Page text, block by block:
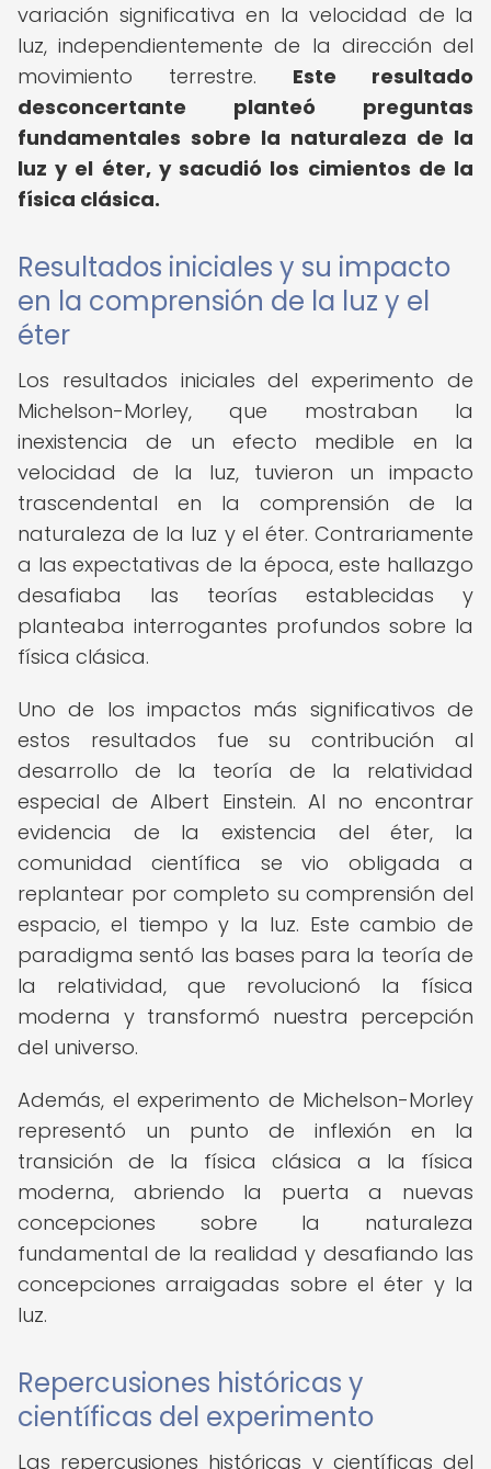
variación significativa en la velocidad de la
luz, independientemente de la dirección del
movimiento terrestre. Este resultado
desconcertante planteó preguntas
fundamentales sobre la naturaleza de la
luz y el éter, y sacudió los cimientos de la
física clásica.
Resultados iniciales y su impacto
en la comprensión de la luz y el
éter
Los resultados iniciales del experimento de
Michelson-Morley, que mostraban la
inexistencia de un efecto medible en la
velocidad de la luz, tuvieron un impacto
trascendental en la comprensión de la
naturaleza de la luz y el éter. Contrariamente
a las expectativas de la época, este hallazgo
desafiaba las teorías establecidas y
planteaba interrogantes profundos sobre la
física clásica.
Uno de los impactos más significativos de
estos resultados fue su contribución al
desarrollo de la teoría de la relatividad
especial de Albert Einstein. Al no encontrar
evidencia de la existencia del éter, la
comunidad científica se vio obligada a
replantear por completo su comprensión del
espacio, el tiempo y la luz. Este cambio de
paradigma sentó las bases para la teoría de
la relatividad, que revolucionó la física
moderna y transformó nuestra percepción
del universo.
Además, el experimento de Michelson-Morley
representó un punto de inflexión en la
transición de la física clásica a la física
moderna, abriendo la puerta a nuevas
concepciones sobre la naturaleza
fundamental de la realidad y desafiando las
concepciones arraigadas sobre el éter y la
luz.
Repercusiones históricas y
científicas del experimento
Las repercusiones históricas y científicas del